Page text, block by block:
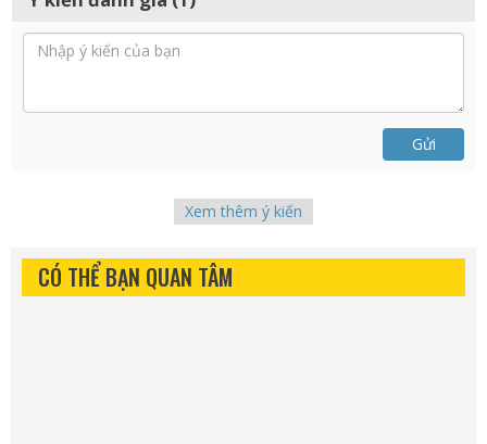
Gửi
Xem thêm ý kiến
CÓ THỂ BẠN QUAN TÂM